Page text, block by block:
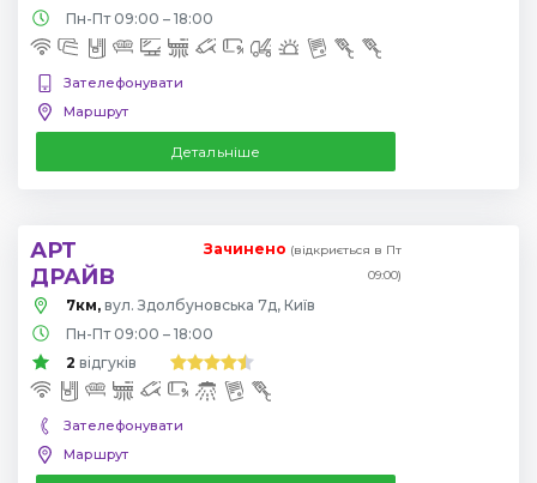
Пн-Пт 09:00 – 18:00
Зателефонувати
Маршрут
Детальніше
АРТ
ДРАЙВ
Зачинено (відкриється в Пт
09:00)
7км, вул. Здолбуновська 7д, Київ
Пн-Пт 09:00 – 18:00
2 відгуків
Зателефонувати
Маршрут